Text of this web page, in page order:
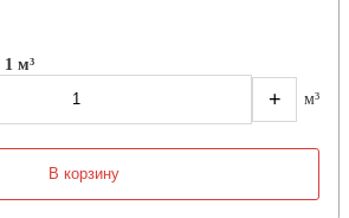
1 м³
+ м³
В корзину